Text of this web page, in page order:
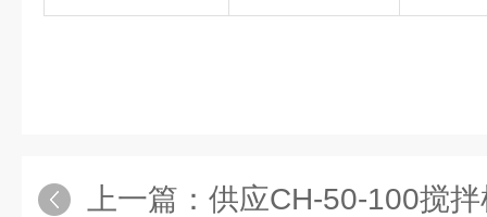
上一篇： 供应CH-50-100搅拌